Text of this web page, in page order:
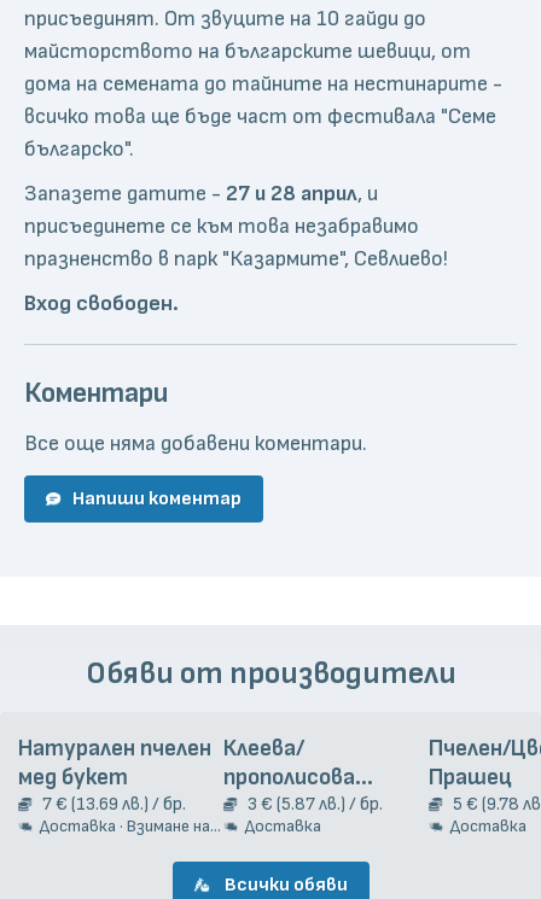
присъединят. От звуците на 10 гайди до
майсторството на българските шевици, от
дома на семената до тайните на нестинарите -
всичко това ще бъде част от фестивала "Семе
българско".
Запазете датите - 27 и 28 април, и
присъединете се към това незабравимо
празненство в парк "Казармите", Севлиево!
Вход свободен.
Коментари
Все още няма добавени коментари.
Напиши коментар
Обяви от производители
Натурален пчелен
мед букет
7 € (13.69 лв.) / бр.
Доставка · Взимане на място
Клеева/
прополисова
тинктура, 20 мл
3 € (5.87 лв.) / бр.
Доставка
Пчелен/
Прашец
5 € (9.78
Доставка
Всички обяви